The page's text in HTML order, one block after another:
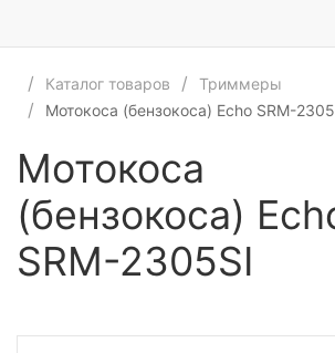
Каталог товаров
Триммеры
Мотокоса (бензокоса) Echo SRM-
Мотокоса
(бензокоса)
SRM-2305SI